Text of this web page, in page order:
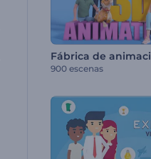
Fábrica de
900 escenas